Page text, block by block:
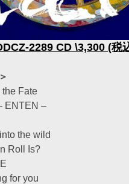
2289 CD \3,300 (税
Fate
ENTEN –
the wild
Roll Is?
for you